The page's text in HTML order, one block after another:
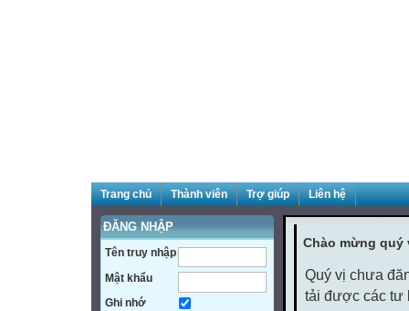
Trang chủ Thành viên Trợ giúp Liên hệ
ĐĂNG NHẬP
Tên truy nhập
Mật khẩu
Ghi nhớ
Chào mừng
Quý vị chưa
tải được các tư